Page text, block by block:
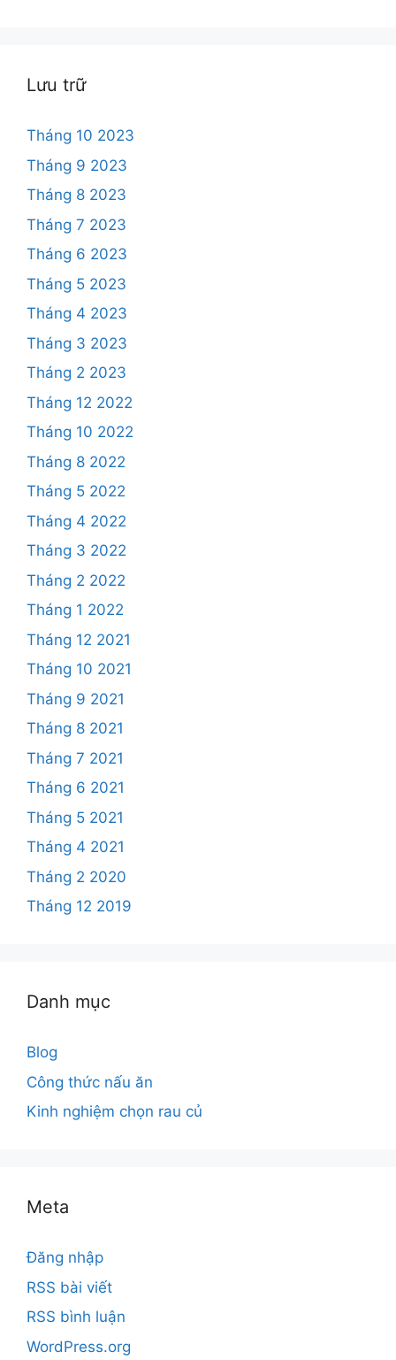
Lưu trữ
Tháng 10 2023
Tháng 9 2023
Tháng 8 2023
Tháng 7 2023
Tháng 6 2023
Tháng 5 2023
Tháng 4 2023
Tháng 3 2023
Tháng 2 2023
Tháng 12 2022
Tháng 10 2022
Tháng 8 2022
Tháng 5 2022
Tháng 4 2022
Tháng 3 2022
Tháng 2 2022
Tháng 1 2022
Tháng 12 2021
Tháng 10 2021
Tháng 9 2021
Tháng 8 2021
Tháng 7 2021
Tháng 6 2021
Tháng 5 2021
Tháng 4 2021
Tháng 2 2020
Tháng 12 2019
Danh mục
Blog
Công thức nấu ăn
Kinh nghiệm chọn rau củ
Meta
Đăng nhập
RSS bài viết
RSS bình luận
WordPress.org